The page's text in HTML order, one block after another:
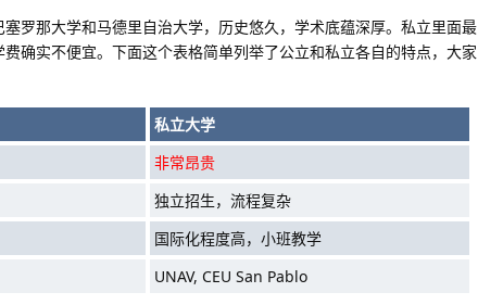
罗那大学和马德里自治大学，历史悠久，学术底蕴深厚。私立里面最
确实不便宜。下面这个表格简单列举了公立和私立各自的特点，大家
私立大学
非常昂贵
独立招生，流程复杂
国际化程度高，小班教学
UNAV, CEU San Pablo